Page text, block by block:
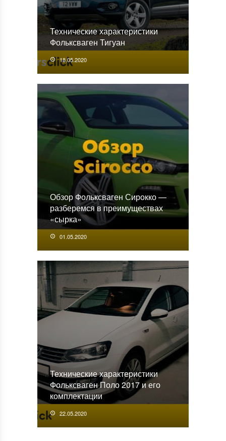
Технические характеристики
Фольксваген Тигуан
18.05.2020
Обзор Фольксваген Сирокко —
разберемся в преимуществах
«сырка»
01.05.2020
Технические характеристики
Фольксваген Поло 2017 и его
комплектации
22.05.2020